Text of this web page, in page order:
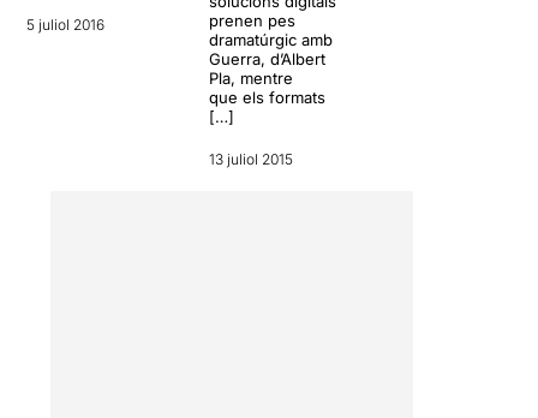
5 juliol 2016
prenen pes
dramatúrgic amb
Guerra, d’Albert
Pla, mentre
que els formats
[…]
13 juliol 2015